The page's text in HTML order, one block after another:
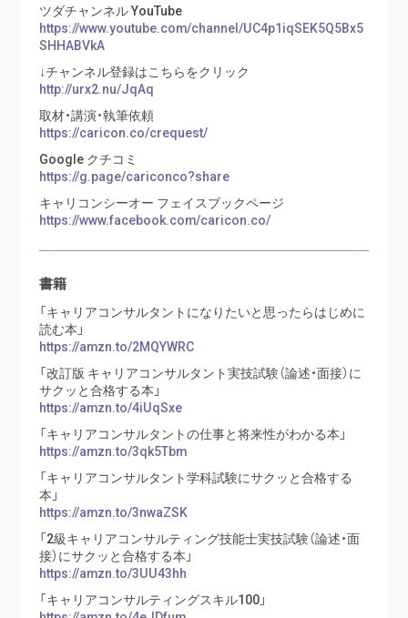
ツダチャンネル YouTube
https://www.youtube.com/channel/UC4p1iqSEK5Q5Bx5
SHHABVkA
↓チャンネル登録はこちらをクリック
http://urx2.nu/JqAq
取材・講演・執筆依頼
https://caricon.co/crequest/
Google クチコミ
https://g.page/cariconco?share
キャリコンシーオー フェイスブックページ
https://www.facebook.com/caricon.co/
書籍
「キャリアコンサルタントになりたいと思ったらはじめに
読む本」
https://amzn.to/2MQYWRC
「改訂版 キャリアコンサルタント実技試験（論述・面接）に
サクッと合格する本」
https://amzn.to/4iUqSxe
「キャリアコンサルタントの仕事と将来性がわかる本」
https://amzn.to/3qk5Tbm
「キャリアコンサルタント学科試験にサクッと合格する
本」
https://amzn.to/3nwaZSK
「2級キャリアコンサルティング技能士実技試験（論述・面
接）にサクッと合格する本」
https://amzn.to/3UU43hh
「キャリアコンサルティングスキル100」